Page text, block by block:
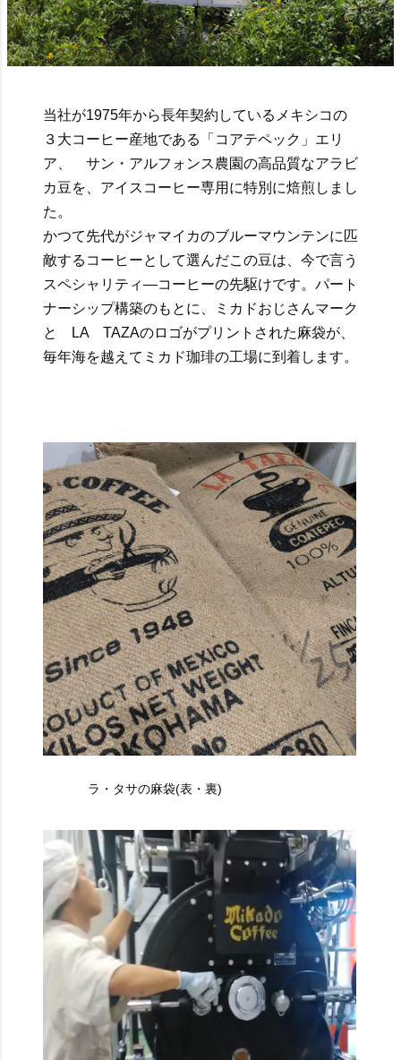
当社が1975年から長年契約しているメキシコの
３大コーヒー産地である「コアテペック」エリ
ア、 サン・アルフォンス農園の高品質なアラビ
カ豆を、アイスコーヒー専用に特別に焙煎しまし
た。
かつて先代がジャマイカのブルーマウンテンに匹
敵するコーヒーとして選んだこの豆は、今で言う
スペシャリティ―コーヒーの先駆けです。パート
ナーシップ構築のもとに、ミカドおじさんマーク
と LA TAZAのロゴがプリントされた麻袋が、
毎年海を越えてミカド珈琲の工場に到着します。
ラ・タサの麻袋(表・裏)